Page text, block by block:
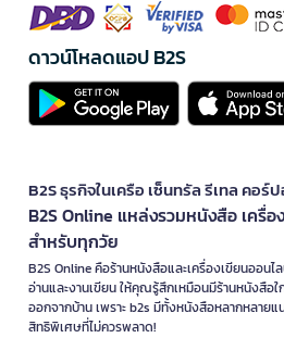
ดาวน์โหลดแอป B2S
B2S ธุรกิจในเครือ เซ็นทรัล รีเทล คอร์
B2S Online แหล่งรวมหนังสือ เครื่อ
สำหรับทุกวัย
B2S Online คือร้านหนังสือและเครื่องเขียนออน
อ่านและงานเขียน ให้คุณรู้สึกเหมือนมีร้านหนังสือ
ออกจากบ้าน เพราะ b2s มีทั้งหนังสือหลากหลาย
สิทธิพิเศษที่ไม่ควรพลาด!